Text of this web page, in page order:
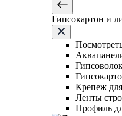
Гипсокартон и
Крепеж
Ленты
Профиль